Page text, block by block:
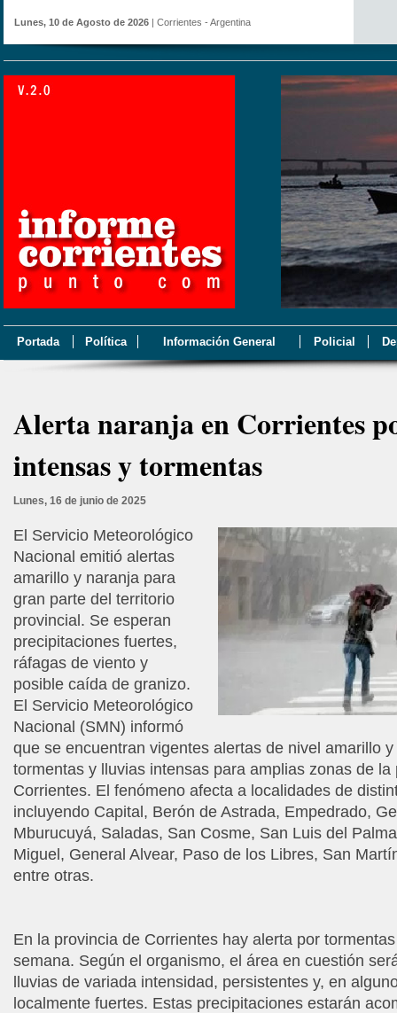
Lunes, 10 de Agosto de 2026 | Corrientes - Argentina
Portada Política Información General Policial
Alerta naranja en Corrientes
intensas y tormentas
Lunes, 16 de junio de 2025
El Servicio Meteorológico
Nacional emitió alertas
amarillo y naranja para
gran parte del territorio
provincial. Se esperan
precipitaciones fuertes,
ráfagas de viento y
posible caída de granizo.
El Servicio Meteorológico
Nacional (SMN) informó
que se encuentran vigentes alertas de nivel amarillo
tormentas y lluvias intensas para amplias zonas de la
Corrientes. El fenómeno afecta a localidades de
incluyendo Capital, Berón de Astrada, Empedrado,
Mburucuyá, Saladas, San Cosme, San Luis del
Miguel, General Alvear, Paso de los Libres, San
entre otras.
En la provincia de Corrientes hay alerta por
semana. Según el organismo, el área en cuestión
lluvias de variada intensidad, persistentes y, en
localmente fuertes. Estas precipitaciones estarán